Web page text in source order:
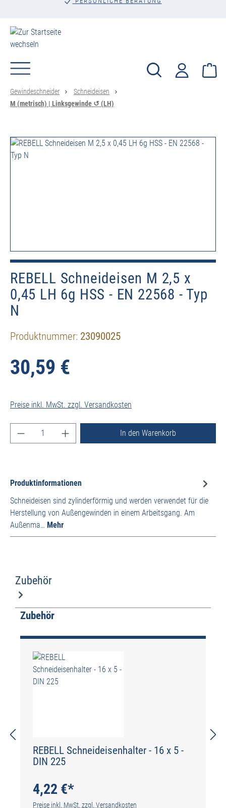
PERSÖNLICHE BERATUNG
Gewindeschneider
Schneideisen
M (metrisch) | Linksgewinde ↺ (LH)
Bildergalerie überspringen
REBELL Schneideisen M 2,5 x
0,45 LH 6g HSS - EN 22568 - Typ
N
Produktnummer: 23090025
30,59 €
Preise inkl. MwSt. zzgl. Versandkosten
Produkt Anzahl: Gib den gewünschten Wert ein
In den Warenkorb
Produktinformationen
Schneideisen sind zylinderförmig und werden verwendet für die
Herstellung von Außengewinden in einem Arbeitsgang. Am
Außenma… Mehr
Zubehör
Produktgalerie überspringen
Zubehör
REBELL Schneideisenhalter - 16 x 5 -
DIN 225
4,22 €*
Preise inkl. MwSt. zzgl. Versandkosten